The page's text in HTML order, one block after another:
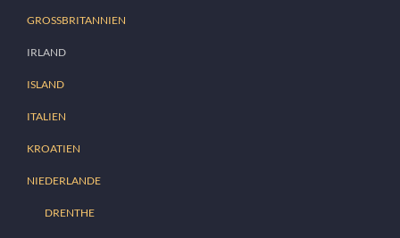
GROSSBRITANNIEN
IRLAND
ISLAND
ITALIEN
KROATIEN
NIEDERLANDE
DRENTHE